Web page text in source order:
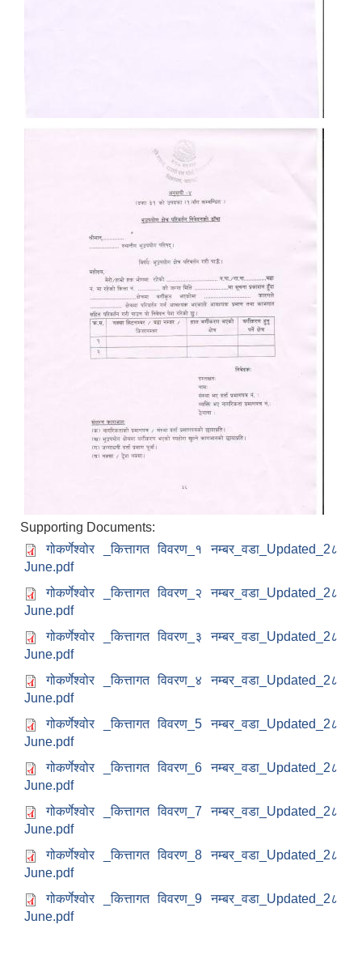
Supporting Documents:
गोकर्णेश्वोर _कित्तागत विवरण_१ नम्बर_वडा_Updated_2८
June.pdf
गोकर्णेश्वोर _कित्तागत विवरण_२ नम्बर_वडा_Updated_2८
June.pdf
गोकर्णेश्वोर _कित्तागत विवरण_३ नम्बर_वडा_Updated_2८
June.pdf
गोकर्णेश्वोर _कित्तागत विवरण_४ नम्बर_वडा_Updated_2८
June.pdf
गोकर्णेश्वोर _कित्तागत विवरण_5 नम्बर_वडा_Updated_2८
June.pdf
गोकर्णेश्वोर _कित्तागत विवरण_6 नम्बर_वडा_Updated_2८
June.pdf
गोकर्णेश्वोर _कित्तागत विवरण_7 नम्बर_वडा_Updated_2८
June.pdf
गोकर्णेश्वोर _कित्तागत विवरण_8 नम्बर_वडा_Updated_2८
June.pdf
गोकर्णेश्वोर _कित्तागत विवरण_9 नम्बर_वडा_Updated_2८
June.pdf